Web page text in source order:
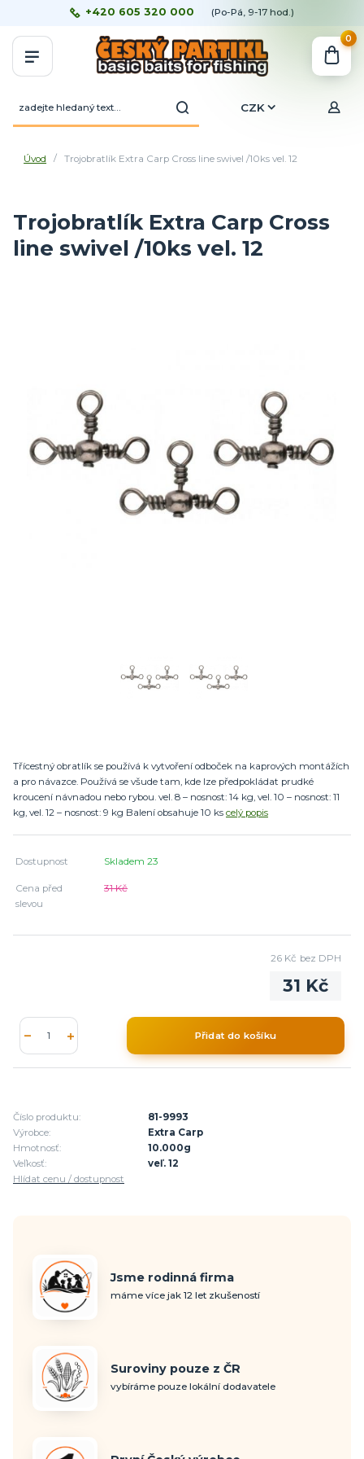
CZK
+420 605 320 000 (Po-Pá, 9-17 hod.)
0
Úvod Trojobratlík Extra Carp Cross line swivel /10ks vel. 12
Trojobratlík Extra Carp Cross
line swivel /10ks vel. 12
Třícestný obratlík se používá k vytvoření odboček na kaprových montážích
a pro návazce. Používá se všude tam, kde lze předpokládat prudké
kroucení návnadou nebo rybou. vel. 8 – nosnost: 14 kg, vel. 10 – nosnost: 11
kg, vel. 12 – nosnost: 9 kg Balení obsahuje 10 ks celý popis
Dostupnost Skladem 23
Cena před
slevou
31 Kč
31 Kč
26 Kč bez DPH
Přidat do košíku
Číslo produktu:
81-9993
Výrobce:
Extra Carp
Hmotnosť:
10.000g
Veľkosť:
veľ. 12
Hlídat cenu / dostupnost
Jsme rodinná firma
máme více jak 12 let zkušeností
Suroviny pouze z ČR
vybíráme pouze lokální dodavatele